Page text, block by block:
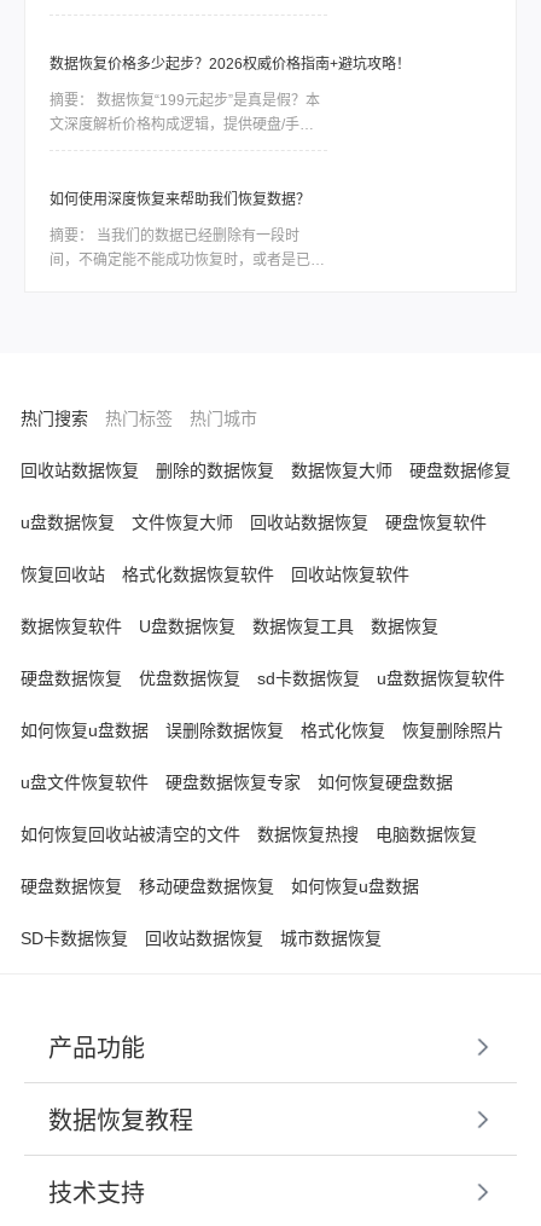
和珍贵回忆。然而，有时候由于误操作或其
录，这无疑会给我们的生活带来不便。幸运
时还有第三方工具可以帮助我们恢复已删除
的聊天记录。那么不小心删除微信聊天记录
数据恢复价格多少起步？2026权威价格指南+避坑攻略！
摘要：
文深度解析价格构成逻辑，提供硬盘/手机/
服务器等10+场景真实报价（附2026市场调
谱机构。文末重点提供：误删除/误格式化
数据恢复软件详细操作指南，助您安全高效
挽回数据，避免花冤枉钱！
如何使用深度恢复来帮助我们恢复数据？
摘要：
间，不确定能不能成功恢复时，或者是已经
来给大家讲一下操作步骤吧。
热门搜索 热门标签 热门城市
回收站数据恢复 删除的数据恢复 数据恢复大师 硬盘数据修复
u盘数据恢复 文件恢复大师 回收站数据恢复 硬盘恢复软件
恢复回收站 格式化数据恢复软件 回收站恢复软件
数据恢复软件 U盘数据恢复 数据恢复工具 数据恢复
硬盘数据恢复 优盘数据恢复 sd卡数据恢复 u盘数据恢复软件
如何恢复u盘数据 误删除数据恢复 格式化恢复 恢复删除照片
u盘文件恢复软件 硬盘数据恢复专家 如何恢复硬盘数据
如何恢复回收站被清空的文件 数据恢复热搜 电脑数据恢复
硬盘数据恢复 移动硬盘数据恢复 如何恢复u盘数据
SD卡数据恢复 回收站数据恢复 城市数据恢复
产品功能
数据恢复教程
技术支持